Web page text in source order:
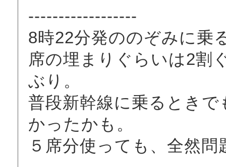
------------------
8時22分発ののぞみに乗
席の埋まりぐらいは2割
ぶり。
普段新幹線に乗るとき
かったかも。
５席分使っても、全然問